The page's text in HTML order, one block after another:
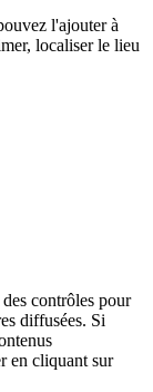
l'ajouter à
localiser le lieu
contrôles pour
diffusées. Si
en cliquant sur